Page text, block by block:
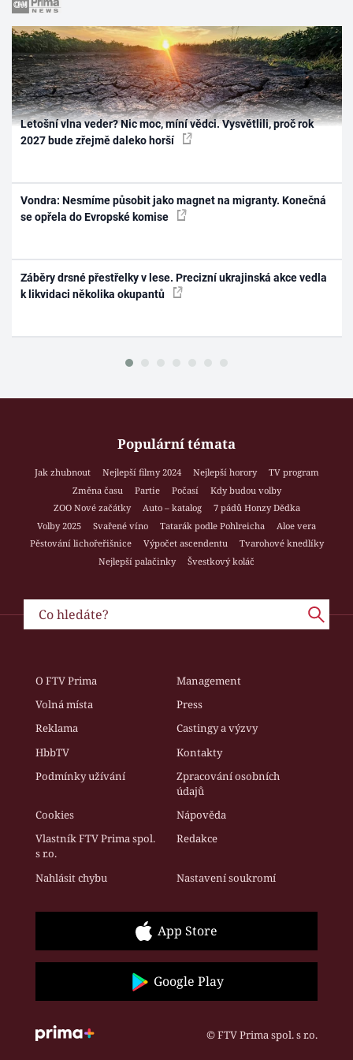
Letošní vlna veder? Nic moc, míní vědci. Vysvětlili, proč rok
2027 bude zřejmě daleko horší
Vondra: Nesmíme působit jako magnet na migranty. Konečná
se opřela do Evropské komise
Záběry drsné přestřelky v lese. Precizní ukrajinská akce vedla
k likvidaci několika okupantů
Populární témata
Jak zhubnout Nejlepší filmy 2024 Nejlepší horory
TV program
Změna času
Partie Počasí
Kdy budou volby
ZOO Nové začátky
Auto – katalog
7 pádů Honzy Dědka
Volby 2025
Svařené víno Tatarák podle Pohlreicha
Aloe vera
Pěstování lichořeřišnice
Výpočet ascendentu
Tvarohové knedlíky
Nejlepší palačinky
Švestkový koláč
O FTV Prima
Management
Volná místa
Press
Reklama
Castingy a výzvy
HbbTV
Kontakty
Podmínky užívání
Zpracování osobních
údajů
Cookies
Nápověda
Vlastník FTV Prima spol.
s r.o.
Redakce
Nahlásit chybu Nastavení soukromí
App Store
Google Play
© FTV Prima spol. s r.o.